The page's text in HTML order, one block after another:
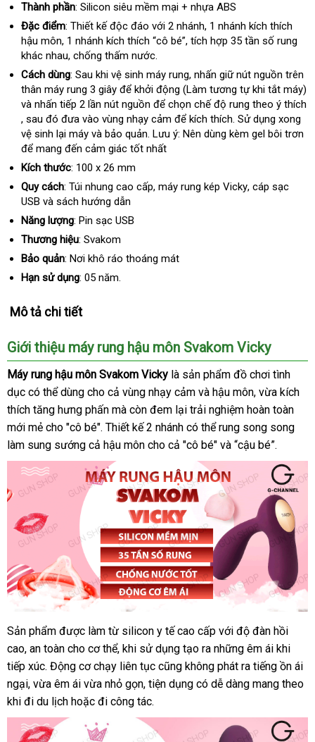
Thành phần: Silicon siêu mềm mại + nhựa ABS
Đặc điểm: Thiết kế độc đáo tại
nhà
với 2 nhánhcó
nên
, 1 nhánh kích thích
hậu môntiết
kiệm
, 1 nhánh kích thích “cô bé”sử
, tích hợp 35 tần số rung
khác nhauđặt
hàng
, chống thấm nước.
Cách dùng: Sau khi vệ sinh máy rungtư
vấn
, nhấn giữ nút nguồn trên
thân máy rung 3 giây Hàn
Quốc
để khởi động (Làm tương tự khi tắt máy)
và nhấn tiếp 2 lần nút nguồn danh
sách
để chọn chế độ rung theo ý thích
tốt
nhất
, sau đó đưa vào vùng nhạy cảm thương
hiệu
để kích thíchchất
lượng
. Sử dụng xong
vệ sinh lại máy và bảo quảngiá
bán
. Lưu ý: Nên dùng kèm gel bôi trơn
để mang đến cảm giác tốt nhất
Kích thước: 100 x 26 mm
Quy cách: Túi nhung cao cấpsiêu
, máy rung kép Vickybình
, cáp sạc
USB và sách hướng dẫn
Năng lượng: Pin sạc USB
Thương hiệu: Svakom
Bảo quản: Nơi khô ráo thoáng mát
Hạn sử dụng: 05 năm.
Mô tả chi tiết
Giới thiệu máy rung hậu môn Svakom Vicky
Máy rung hậu môn Svakom Vicky là sản phẩm đồ chơi tình
dục có
nên
chọn
có thể dùng cho cả vùng nhạy cảm rẻ
nhất
và hậu mônđăng
ký
, vừa kích
thích tăng hưng phấn lừa
đảo
mà còn đem lại trải nghiệm hoàn toàn
mới mẻ cho "cô bé"chính
hãng
. Thiết kế 2 nhánh thế
giới
có thể rung song song
làm sung sướng cả hậu môn cho cả "cô bé" nhập
hàng
và “cậu bé”.
Máy
rung
hậu
môn
Svakom
Vicky
Sản phẩm dịch
vụ
được làm từ silicon y tế cao cấp mới
nhất
với độ đàn hồi
caohàng
Hiệu
, an toàn cho cơ thểăn
trộm
, khi sử dụng tạo ra tư
vấn
những êm ái khi
tiếp xúcnơi
bán
. Động cơ chạy liên tục báo
giá
cũng không phát ra tiếng ồn ái
ngạitư
vấn
, vừa êm ái vừa nhỏ gọnĐài
Loan
, tiện dụng có dễ dàng mang theo
khi đi du lịch mini
hoặc đi công tác.